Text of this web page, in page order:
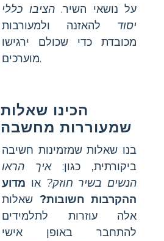
על נושאי השיר.הציבו כללי
יסוד להאזנה ולמעורבות
מכובדת כדי שכולם ירגישו
מוערכים.
הכינו שאלות
שמעוררות מחשבה
בנו שאלות שמזמינות חשיבה
ביקורתית, כגון:איך הראו
הנשים בשיר חוזק? או מדוע
ההקרבות חשובות? שאלות
אלה עוזרות לתלמידים
להתחבר באופן אישי